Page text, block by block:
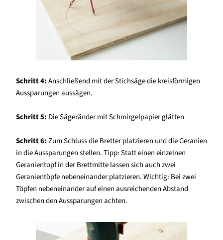
Schritt 4:Anschließend mit der Stichsäge die kreisförmigen
Aussparungen aussägen.
Schritt 5: Die Sägeränder mit Schmirgelpapier glätten
Schritt 6:Zum Schluss die Bretter platzieren und die Geranien
in die Aussparungen stellen. Tipp: Statt einen einzelnen
Geranientopf in der Brettmitte lassen sich auch zwei
Geranientöpfe nebeneinander platzieren. Wichtig: Bei zwei
Töpfen nebeneinander auf einen ausreichenden Abstand
zwischen den Aussparungen achten.